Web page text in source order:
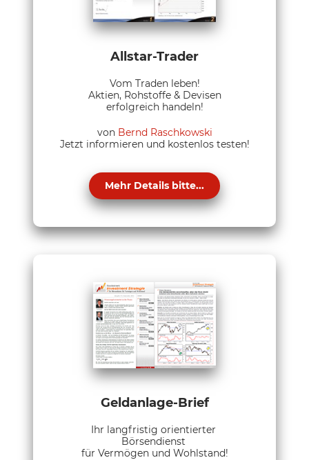
Allstar-Trader
Vom Traden leben!
Aktien, Rohstoffe & Devisen
erfolgreich handeln!
von Bernd Raschkowski
Jetzt informieren und kostenlos testen!
Mehr Details bitte...
Geldanlage-Brief
Ihr langfristig orientierter
Börsendienst
für Vermögen und Wohlstand!